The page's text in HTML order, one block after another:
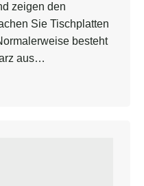
zeigen den
Sie Tischplatten
besteht
aus…